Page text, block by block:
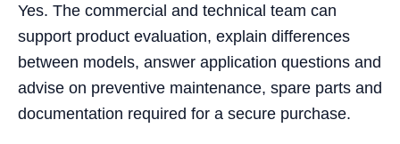
Yes. The commercial and technical team can
support product evaluation, explain differences
between models, answer application questions and
advise on preventive maintenance, spare parts and
documentation required for a secure purchase.